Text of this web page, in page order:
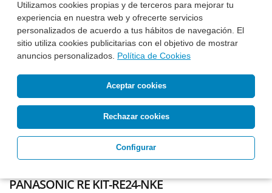
Utilizamos cookies propias y de terceros para mejorar tu
experiencia en nuestra web y ofrecerte servicios
personalizados de acuerdo a tus hábitos de navegación. El
sitio utiliza cookies publicitarias con el objetivo de mostrar
anuncios personalizados. Política de Cookies
Aceptar cookies
Rechazar cookies
Configurar
PANASONIC RE KIT-RE24-NKE